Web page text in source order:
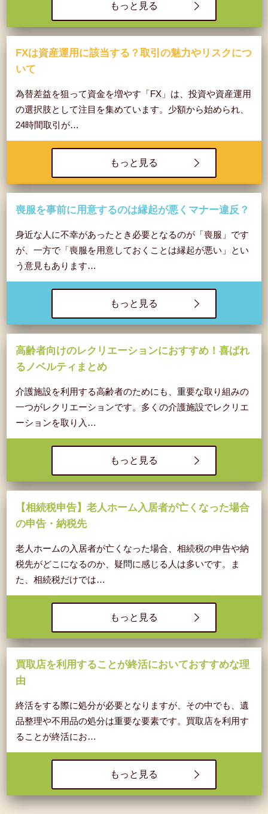
もっと見る
FXは資産運用に該当する？取引の魅力やリスクにつ
いて
為替差益を狙って資金を増やす「FX」は、投資や資産運用
の選択肢として注目を集めています。少額から始められ、
24時間取引が…
もっと見る
喪服を事前に用意するのは縁起が悪くマナー違反？
身近な人に不幸があったとき必要となるのが「喪服」です
が、一方で「喪服を用意しておくことは縁起が悪い」とい
う意見もあります…
もっと見る
高齢者向けのレクリエーションにおすすめ！喜ばれ
るノベルティまとめ
介護施設を利用する高齢者のためにも、重要な取り組みの
一つがレクリエーションです。多くの介護施設でレクリエ
ーションを取り入…
もっと見る
【相続税申告】老人ホーム入居者が亡くなった場合
の申告・納税先
老人ホームの入居者が亡くなった場合、相続税の申告や納
税先がどこになるのか、疑問に感じる人は多いです。ま
た、相続税だけでは…
もっと見る
買取店を利用することが終活においておすすめな理
由
終活をする際に処分が必要となりますが、その中でも、遺
品整理や不用品の処分は重要な要素です。買取店を利用す
ることが終活にお…
もっと見る